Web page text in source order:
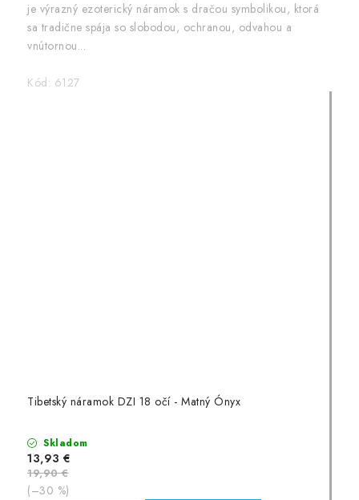
je výrazný ezoterický náramok s dračou symbolikou, ktorá
sa tradične spája so slobodou, ochranou, odvahou a
vnútornou...
Kód: 6127
Tibetský náramok DZI 18 očí - Matný Ónyx
Skladom
13,93 €
19,90 €
(–30 %)